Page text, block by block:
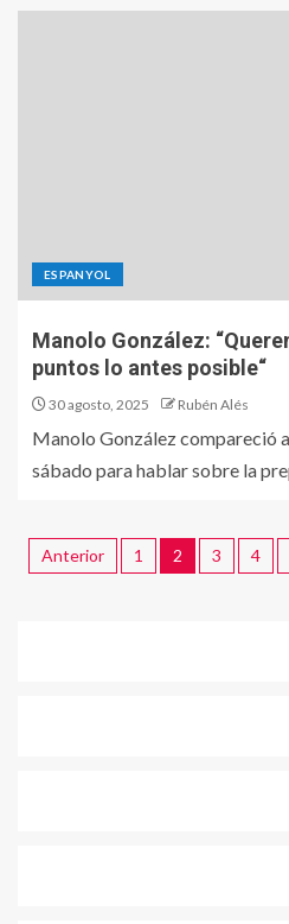
ESPANYOL
Manolo González:
puntos lo antes posible“
30 agosto, 2025 Rubén Alés
Manolo González compareció
sábado para hablar sobre la
Anterior 1 2 3 4